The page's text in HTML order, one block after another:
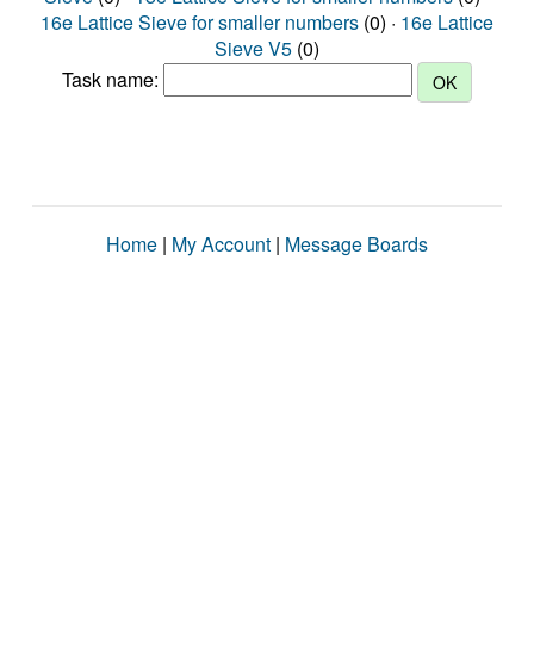
16e Lattice Sieve for smaller numbers (0) · 16e Lattice
Sieve V5 (0)
Task name:
Home | My Account | Message Boards